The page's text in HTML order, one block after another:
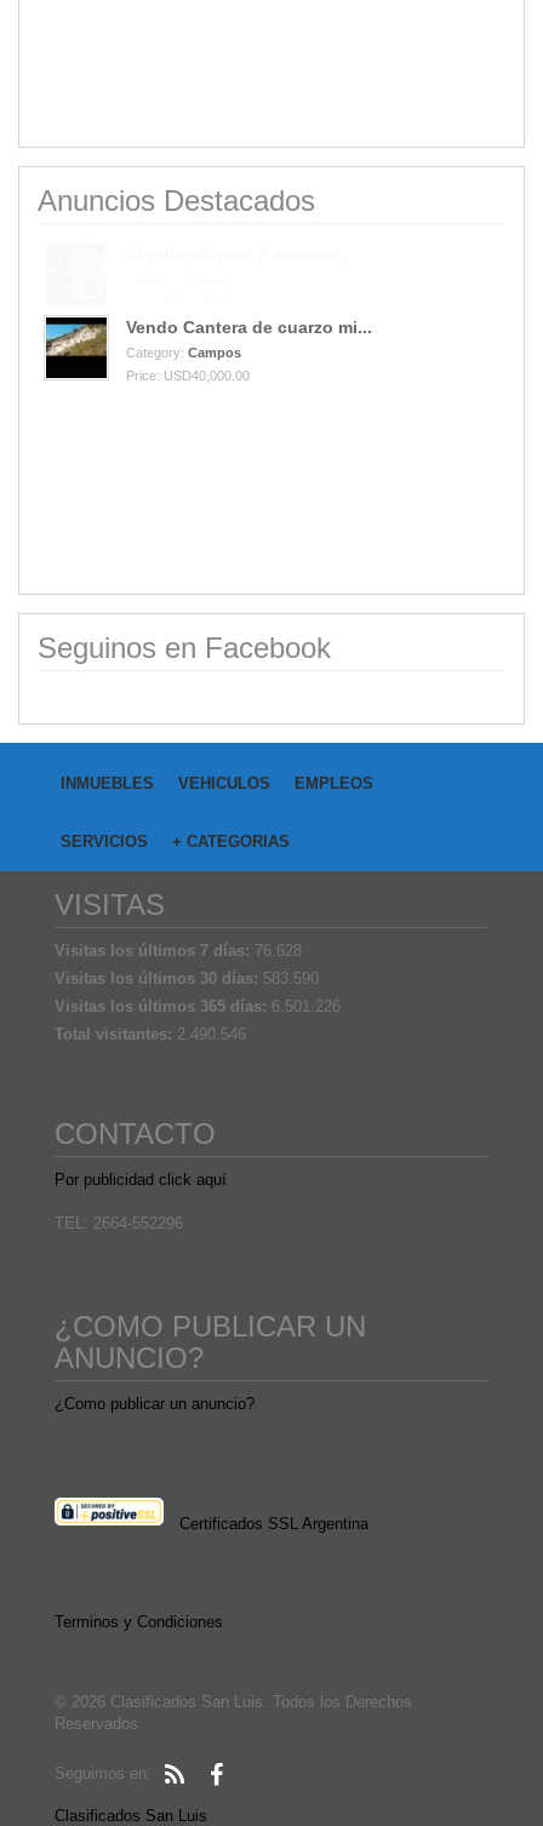
Anuncios Destacados
Vendo Cantera de cuarzo mi...
Category: Campos
Price: USD40,000.00
Seguinos en Facebook
INMUEBLES VEHICULOS EMPLEOS
SERVICIOS + CATEGORIAS
VISITAS
Visitas los últimos 7 días: 76.628
Visitas los últimos 30 días: 583.590
Visitas los últimos 365 días: 6.501.226
Total visitantes: 2.490.546
CONTACTO
Por publicidad click aquí
TEL: 2664-552296
¿COMO PUBLICAR UN
ANUNCIO?
¿Como publicar un anuncio?
Certificados SSL Argentina
Terminos y Condiciones
© 2026 Clasificados San Luis. Todos los Derechos
Reservados
Seguimos en:
Clasificados San Luis